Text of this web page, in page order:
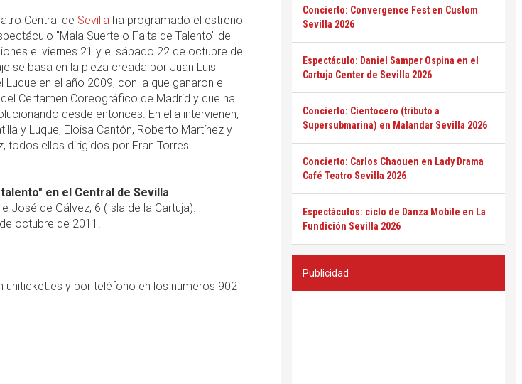
Central de Sevilla ha programado el estreno
"Mala Suerte o Falta de Talento" de
el viernes 21 y el sábado 22 de octubre de
se basa en la pieza creada por Juan Luis
Luque en el año 2009, con la que ganaron el
Certamen Coreográfico de Madrid y que ha
desde entonces. En ella intervienen,
y Luque, Eloisa Cantón, Roberto Martínez y
todos ellos dirigidos por Fran Torres.
en el Central de Sevilla
José de Gálvez, 6 (Isla de la Cartuja).
octubre de 2011.
uniticket.es y por teléfono en los números 902
Concierto: Convergence Fest en Custom
Sevilla 2026
Espectáculo: Daniel Samper Ospina en el
Cartuja Center de Sevilla 2026
Concierto: Cientocero (tributo a
Supersubmarina) en Malandar Sevilla 2026
Concierto: Carlos Chaouen en Lady Drama
Café Teatro Sevilla 2026
Espectáculos: ciclo de Danza Mobile en La
Fundición Sevilla 2026
Publicidad